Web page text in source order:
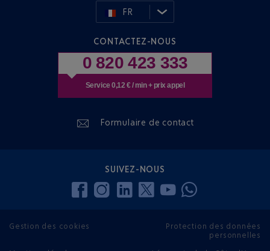
FR
CONTACTEZ-NOUS
0 820 423 333
Service 0,12 € / min + prix appel
Formulaire de contact
SUIVEZ-NOUS
Gestion des cookies
Protection des données
personnelles